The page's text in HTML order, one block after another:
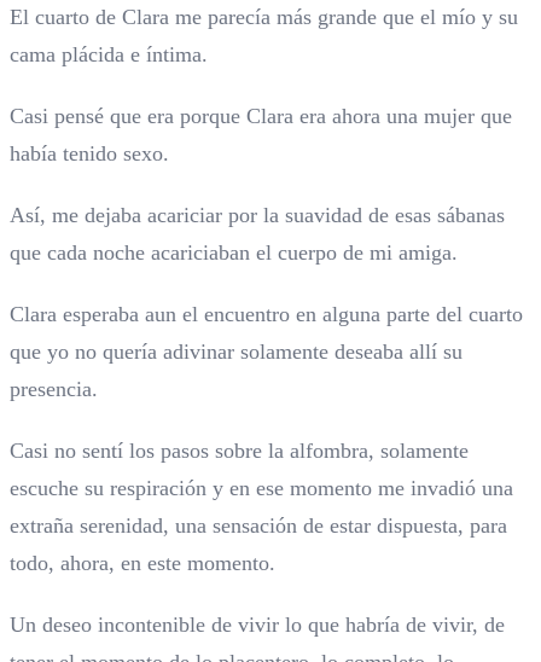
El cuarto de Clara me parecía más grande que el mío y su
cama plácida e íntima.
Casi pensé que era porque Clara era ahora una mujer que
había tenido sexo.
Así, me dejaba acariciar por la suavidad de esas sábanas
que cada noche acariciaban el cuerpo de mi amiga.
Clara esperaba aun el encuentro en alguna parte del cuarto
que yo no quería adivinar solamente deseaba allí su
presencia.
Casi no sentí los pasos sobre la alfombra, solamente
escuche su respiración y en ese momento me invadió una
extraña serenidad, una sensación de estar dispuesta, para
todo, ahora, en este momento.
Un deseo incontenible de vivir lo que habría de vivir, de